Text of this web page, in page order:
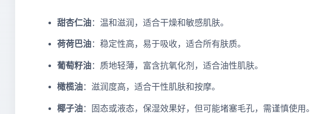
甜杏仁油：温和滋润，适合干燥和敏感肌肤。
荷荷巴油：稳定性高，易于吸收，适合所有肤质。
葡萄籽油：质地轻薄，富含抗氧化剂，适合油性肌肤。
橄榄油：滋润度高，适合干性肌肤和按摩。
椰子油：固态或液态，保湿效果好，但可能堵塞毛孔，需谨慎使用。